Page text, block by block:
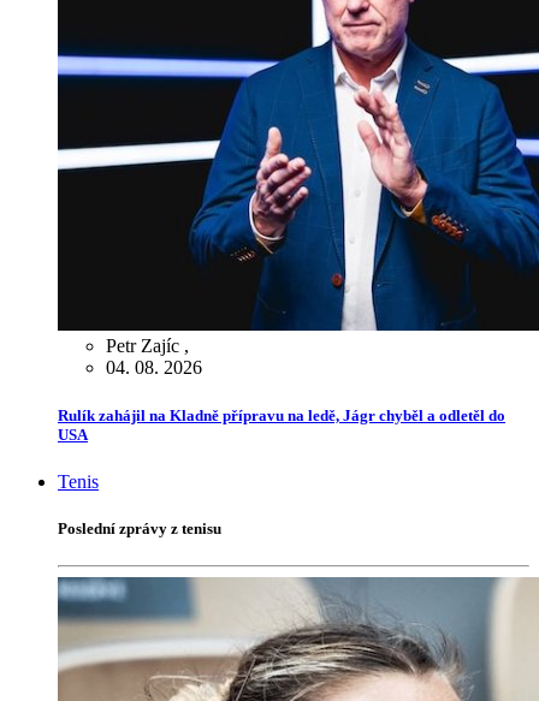
Petr Zajíc ,
04. 08. 2026
Rulík zahájil na Kladně přípravu na ledě, Jágr chyběl a odletěl do
USA
Tenis
Poslední zprávy z tenisu